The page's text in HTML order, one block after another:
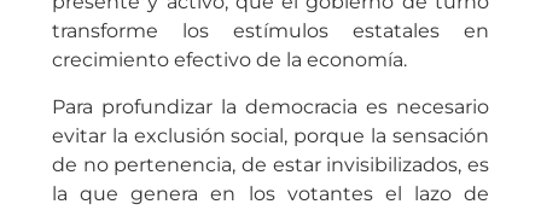
transforme los estímulos estatales en
crecimiento efectivo de la economía.
Para profundizar la democracia es necesario
evitar la exclusión social, porque la sensación
de no pertenencia, de estar invisibilizados, es
la que genera en los votantes el lazo de